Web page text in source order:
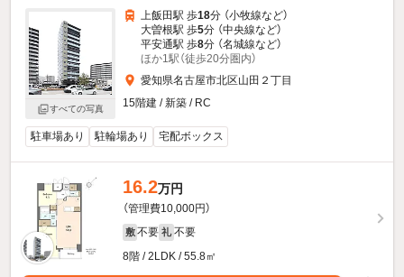
すべての写真
上飯田駅 歩18分 （小牧線など）
大曽根駅 歩5分 （中央線など）
平安通駅 歩8分 （名城線など）
ほか1駅（徒歩20分圏内）
愛知県名古屋市北区山田２丁目
15階建 / 新築 / RC
駐車場あり 駐輪場あり 宅配ボックス
16.2万円
（管理費10,000円）
敷 不要 礼 不要
8階 / 2LDK / 55.8㎡